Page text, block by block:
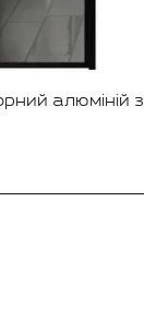
алюміній з